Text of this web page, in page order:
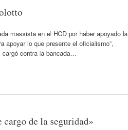
massista en el HCD por haber apoyado la
apoyar lo que presente el oficialismo”,
cargó contra la bancada…
cargo de la seguridad»